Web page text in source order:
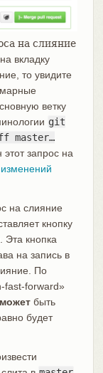
на слияние
вкладку
то увидите
ветку
git
master…​
этот запрос на
на слияние
кнопку
Эта кнопка
на запись в
По
fast-forward»
можетбыть
будет